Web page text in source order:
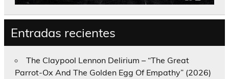
Entradas recientes
The Claypool Lennon Delirium – “The Great
Parrot-Ox And The Golden Egg Of Empathy” (2026)